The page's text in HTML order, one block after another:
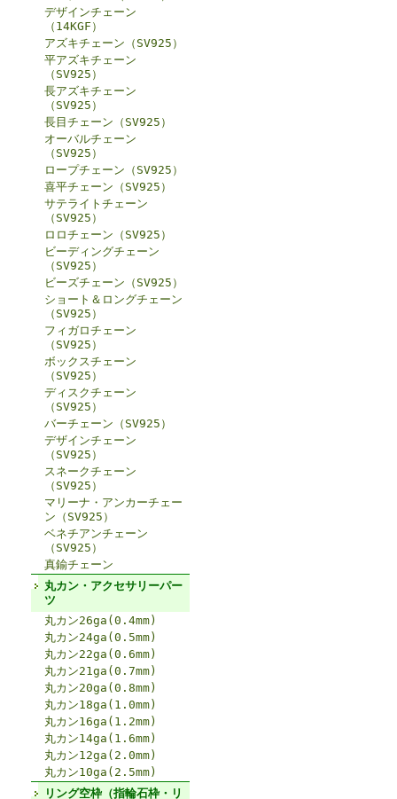
デザインチェーン
（14KGF）
アズキチェーン（SV925）
平アズキチェーン
（SV925）
長アズキチェーン
（SV925）
長目チェーン（SV925）
オーバルチェーン
（SV925）
ロープチェーン（SV925）
喜平チェーン（SV925）
サテライトチェーン
（SV925）
ロロチェーン（SV925）
ビーディングチェーン
（SV925）
ビーズチェーン（SV925）
ショート＆ロングチェーン
（SV925）
フィガロチェーン
（SV925）
ボックスチェーン
（SV925）
ディスクチェーン
（SV925）
バーチェーン（SV925）
デザインチェーン
（SV925）
スネークチェーン
（SV925）
マリーナ・アンカーチェー
ン（SV925）
ベネチアンチェーン
（SV925）
真鍮チェーン
丸カン・アクセサリーパー
ツ
丸カン26ga(0.4mm)
丸カン24ga(0.5mm)
丸カン22ga(0.6mm)
丸カン21ga(0.7mm)
丸カン20ga(0.8mm)
丸カン18ga(1.0mm)
丸カン16ga(1.2mm)
丸カン14ga(1.6mm)
丸カン12ga(2.0mm)
丸カン10ga(2.5mm)
リング空枠（指輪石枠・リ